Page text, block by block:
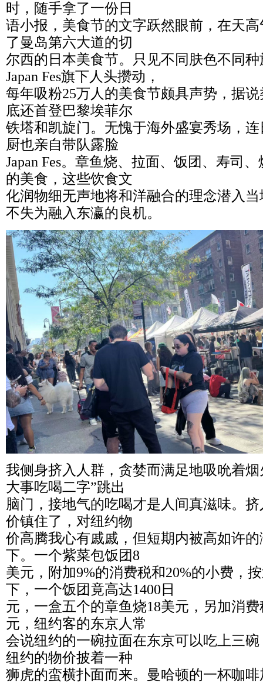
时，随手拿了一份日
语小报，美食节的文字跃然眼前，在天
了曼岛第六大道的切
尔西的日本美食节。只见不同肤色不同
Japan Fes旗下人头攒动，
每年吸粉25万人的美食节颇具声势，据
底还首登巴黎埃菲尔
铁塔和凯旋门。无愧于海外盛宴秀场，
厨也亲自带队露脸
Japan Fes。章鱼烧、拉面、饭团、寿司
的美食，这些饮食文
化润物细无声地将和洋融合的理念潜入
不失为融入东瀛的良机。
我侧身挤入人群，贪婪而满足地吸吮着
大事吃喝二字”跳出
脑门，接地气的吃喝才是人间真滋味。
价镇住了，对纽约物
价高腾我心有戚戚，但短期内被高如许
下。一个紫菜包饭团8
美元，附加9%的消费税和20%的小费，
下，一个饭团竟高达1400日
元，一盒五个的章鱼烧18美元，另加消
元，纽约客的东京人常
会说纽约的一碗拉面在东京可以吃上三
纽约的物价披着一种
狮虎的蛮横扑面而来。曼哈顿的一杯咖